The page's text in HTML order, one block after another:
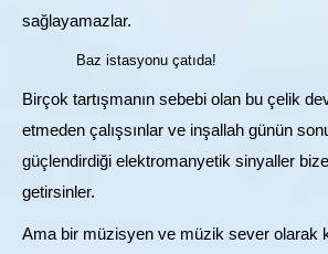
sağlayamazlar.
Baz istasyonu çatıda!
Birçok tartışmanın sebebi olan bu çelik
etmeden çalışsınlar ve inşallah günün
güçlendirdiği elektromanyetik sinyaller
getirsinler.
Ama bir müzisyen ve müzik sever olarak